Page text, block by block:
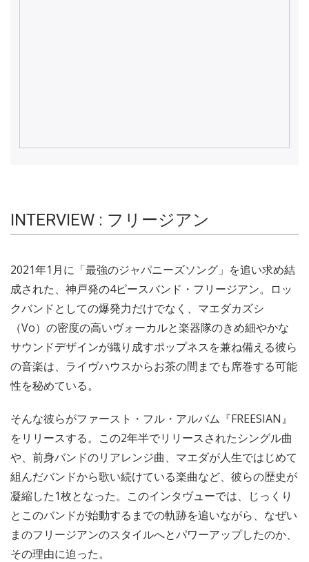
INTERVIEW : フリージアン
2021年1月に「最強のジャパニーズソング」を追い求め結
成された、神戸発の4ピースバンド・フリージアン。ロッ
クバンドとしての爆発力だけでなく、マエダカズシ
（Vo）の密度の高いヴォーカルと楽器隊のきめ細やかな
サウンドデザインが織り成すポップネスを兼ね備える彼ら
の音楽は、ライヴハウスからお茶の間までも席巻する可能
性を秘めている。
そんな彼らがファースト・フル・アルバム『FREESIAN』
をリリースする。この2年半でリリースされたシングル曲
や、前身バンドのリアレンジ曲、マエダが人生ではじめて
組んだバンドから歌い続けている楽曲など、彼らの歴史が
凝縮した1枚となった。このインタヴューでは、じっくり
とこのバンドが始動するまでの軌跡を追いながら、なぜい
まのフリージアンのスタイルへとパワーアップしたのか、
その理由に迫った。